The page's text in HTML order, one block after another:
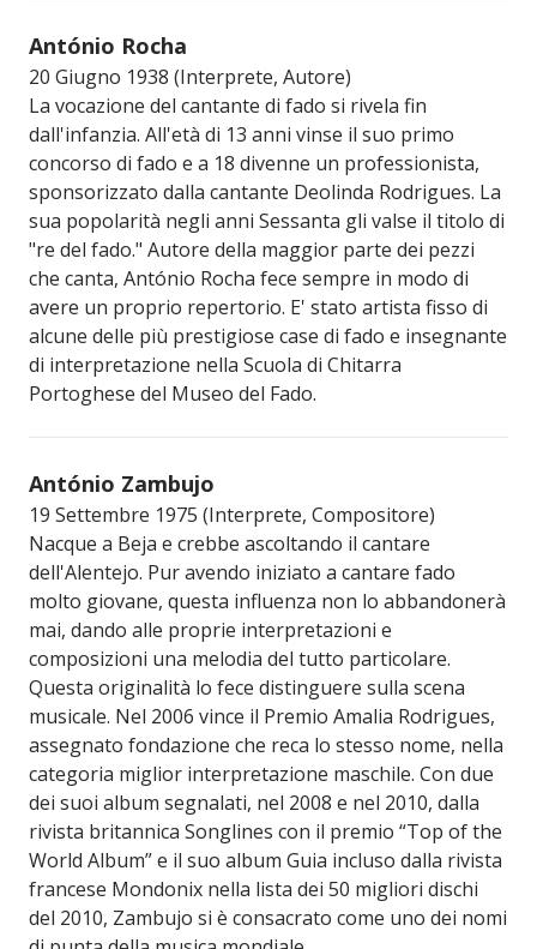
António Rocha
20 Giugno 1938 (Interprete, Autore)
La vocazione del cantante di fado si rivela fin
dall'infanzia. All'età di 13 anni vinse il suo primo
concorso di fado e a 18 divenne un professionista,
sponsorizzato dalla cantante Deolinda Rodrigues. La
sua popolarità negli anni Sessanta gli valse il titolo di
"re del fado." Autore della maggior parte dei pezzi
che canta, António Rocha fece sempre in modo di
avere un proprio repertorio. E' stato artista fisso di
alcune delle più prestigiose case di fado e insegnante
di interpretazione nella Scuola di Chitarra
Portoghese del Museo del Fado.
António Zambujo
19 Settembre 1975 (Interprete, Compositore)
Nacque a Beja e crebbe ascoltando il cantare
dell'Alentejo. Pur avendo iniziato a cantare fado
molto giovane, questa influenza non lo abbandonerà
mai, dando alle proprie interpretazioni e
composizioni una melodia del tutto particolare.
Questa originalità lo fece distinguere sulla scena
musicale. Nel 2006 vince il Premio Amalia Rodrigues,
assegnato fondazione che reca lo stesso nome, nella
categoria miglior interpretazione maschile. Con due
dei suoi album segnalati, nel 2008 e nel 2010, dalla
rivista britannica Songlines con il premio “Top of the
World Album” e il suo album Guia incluso dalla rivista
francese Mondonix nella lista dei 50 migliori dischi
del 2010, Zambujo si è consacrato come uno dei nomi